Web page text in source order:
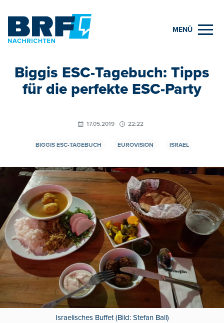
MENÜ
Biggis ESC-Tagebuch: Tipps
für die perfekte ESC-Party
17.05.2019 22:22
BIGGIS ESC-TAGEBUCH EUROVISION ISRAEL
Israelisches Buffet (Bild: Stefan Ball)